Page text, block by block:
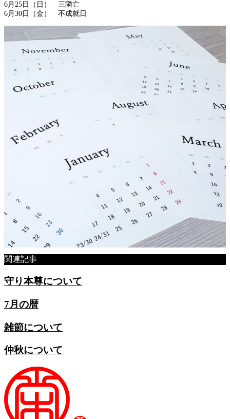
6月25日（日） 三隣亡
6月30日（金） 不成就日
関連記事
守り本尊について
7月の暦
雑節について
仲秋について